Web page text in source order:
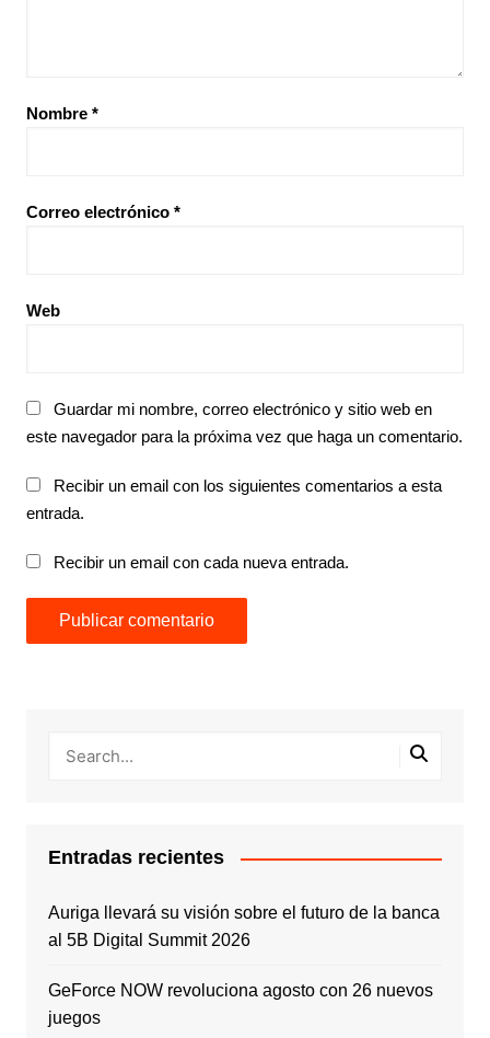
Nombre *
Correo electrónico *
Web
Guardar mi nombre, correo electrónico y sitio web en
este navegador para la próxima vez que haga un comentario.
Recibir un email con los siguientes comentarios a esta
entrada.
Recibir un email con cada nueva entrada.
Entradas recientes
Auriga llevará su visión sobre el futuro de la banca
al 5B Digital Summit 2026
GeForce NOW revoluciona agosto con 26 nuevos
juegos